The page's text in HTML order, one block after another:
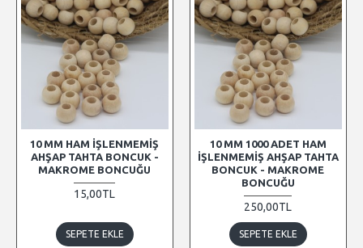
10 MM HAM İŞLENMEMIŞ
AHŞAP TAHTA BONCUK -
MAKROME BONCUĞU
15,00TL
SEPETE EKLE
10 MM 1000 ADET HAM
İŞLENMEMIŞ AHŞAP TAHTA
BONCUK - MAKROME
BONCUĞU
250,00TL
SEPETE EKLE